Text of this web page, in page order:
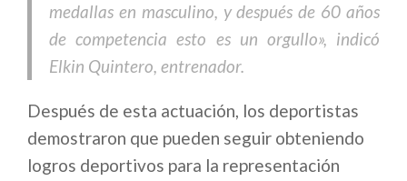
medallas en masculino, y después de 60 años
de competencia esto es un orgullo», indicó
Elkin Quintero, entrenador.
Después de esta actuación, los deportistas
demostraron que pueden seguir obteniendo
logros deportivos para la representación